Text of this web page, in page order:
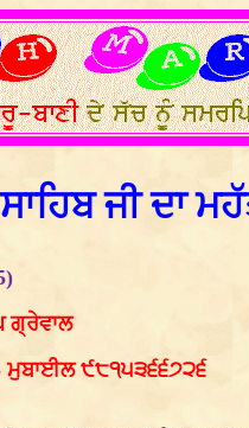
ਜੀ ਦਾ
ਗ੍ਰੇਵਾਲ
੯੮੧੫੩੬੬੭੨੬